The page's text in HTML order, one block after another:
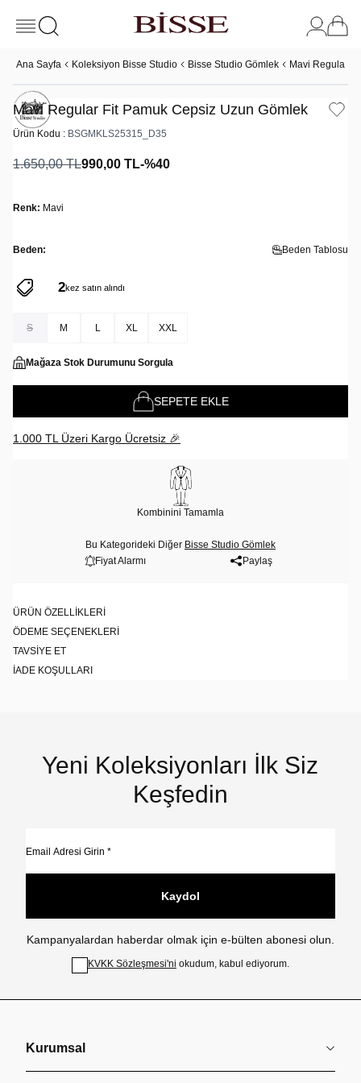
Ana Sayfa Koleksiyon Bisse Studio Bisse Studio Gömlek Mavi Regular
Mavi Regular Fit Pamuk Cepsiz Uzun Gömlek
Ürün Kodu : BSGMKLS25315_D35
1.650,00TL990,00 TL-%40
Renk: Mavi
Beden: Beden Tablosu
2kez satın alındı
22kez sepete eklendi
S M L XL XXL
Mağaza Stok Durumunu Sorgula
SEPETE EKLE
1.000 TL Üzeri Kargo Ücretsiz 🎉
Kombinini Tamamla
Bu Kategorideki Diğer Bisse Studio Gömlek
Fiyat Alarmı
Paylaş
ÜRÜN ÖZELLIKLERI
ÖDEME SEÇENEKLERI
TAVSIYE ET
İADE KOŞULLARI
Yeni Koleksiyonları İlk Siz
Keşfedin
Kaydol
Kampanyalardan haberdar olmak için e-bülten abonesi olun.
KVKK Sözleşmesi'ni okudum, kabul ediyorum.
Kurumsal